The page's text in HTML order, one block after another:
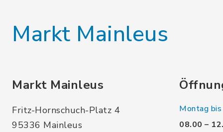
Markt Mainleus
Markt Mainleus
Fritz-Hornschuch-Platz 4
95336 Mainleus
Montag
08.00 –